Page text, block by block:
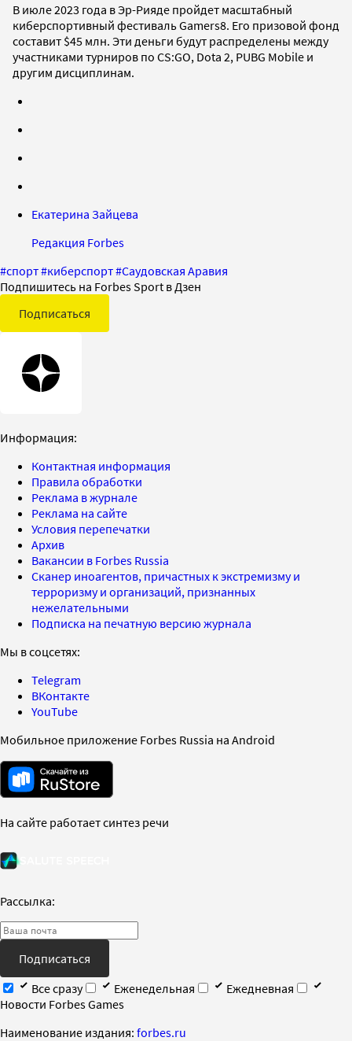
В июле 2023 года в Эр-Рияде пройдет масштабный
киберспортивный фестиваль Gamers8. Его призовой фонд
составит $45 млн. Эти деньги будут распределены между
участниками турниров по CS:GO, Dota 2, PUBG Mobile и
другим дисциплинам.
Екатерина Зайцева
Редакция Forbes
#спорт#киберспорт#Саудовская Аравия
Подпишитесь на Forbes Sport в Дзен
Подписаться
Информация:
Контактная информация
Правила обработки
Реклама в журнале
Реклама на сайте
Условия перепечатки
Архив
Вакансии в Forbes Russia
Сканер иноагентов, причастных к экстремизму и
терроризму и организаций, признанных
нежелательными
Подписка на печатную версию журнала
Мы в соцсетях:
Telegram
ВКонтакте
YouTube
Мобильное приложение Forbes Russia на Android
На сайте работает синтез речи
Рассылка:
Подписаться
Все сразу
Еженедельная
Ежедневная
Новости Forbes Games
Наименование издания: forbes.ru